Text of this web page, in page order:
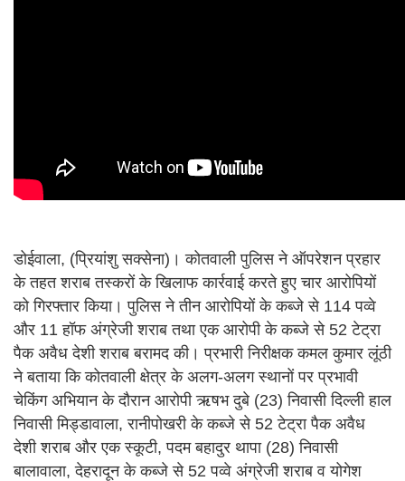
डोईवाला, (प्रियांशु सक्सेना)। कोतवाली पुलिस ने ऑपरेशन प्रहार
के तहत शराब तस्करों के खिलाफ कार्रवाई करते हुए चार आरोपियों
को गिरफ्तार किया। पुलिस ने तीन आरोपियों के कब्जे से 114 पव्वे
और 11 हॉफ अंग्रेजी शराब तथा एक आरोपी के कब्जे से 52 टेट्रा
पैक अवैध देशी शराब बरामद की। प्रभारी निरीक्षक कमल कुमार लूंठी
ने बताया कि कोतवाली क्षेत्र के अलग-अलग स्थानों पर प्रभावी
चेकिंग अभियान के दौरान आरोपी ऋषभ दुबे (23) निवासी दिल्ली हाल
निवासी मिड्डावाला, रानीपोखरी के कब्जे से 52 टेट्रा पैक अवैध
देशी शराब और एक स्कूटी, पदम बहादुर थापा (28) निवासी
बालावाला, देहरादून के कब्जे से 52 पव्वे अंग्रेजी शराब व योगेश